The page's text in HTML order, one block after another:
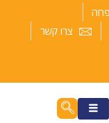
צרו קשר